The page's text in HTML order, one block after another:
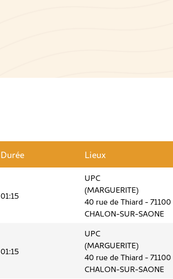
Durée Lieux
01:15
UPC
(MARGUERITE)
40 rue de Thiard - 71100
CHALON-SUR-SAONE
01:15
UPC
(MARGUERITE)
40 rue de Thiard - 71100
CHALON-SUR-SAONE